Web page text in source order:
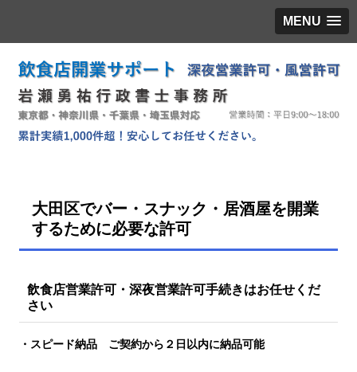
MENU
大田区でバー・スナック・居酒屋を開業
するために必要な許可
飲食店営業許可・深夜営業許可手続きはお任せくだ
さい
・スピード納品 ご契約から２日以内に納品可能